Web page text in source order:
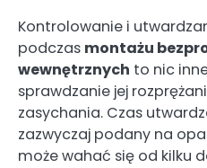
Kontrolowanie i
podczas montażu
wewnętrznych to nic
sprawdzanie jej
zasychania. Czas
zazwyczaj podany na
może wahać się od kilku